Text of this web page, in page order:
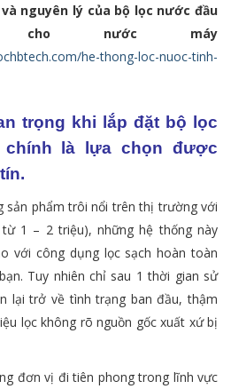
nguyên lý của bộ lọc nước đầu
cho nước máy
he-thong-loc-nuoc-tinh-
trọng khi lắp đặt bộ lọc
là lựa chọn được
sản phẩm trôi nổi trên thị trường với
1 – 2 triệu), những hệ thống này
với công dụng lọc sạch hoàn toàn
Tuy nhiên chỉ sau 1 thời gian sử
lại trở về tình trạng ban đầu, thậm
lọc không rõ nguồn gốc xuất xứ bị
đơn vị đi tiên phong trong lĩnh vực